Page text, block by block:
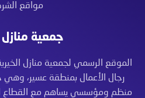
مواقع
جمعية منازل
الموقع الرسمي لجمعية منازل
رجال الأعمال بمنطقة عسير،
منظم ومؤسسي يساهم مع القطاع